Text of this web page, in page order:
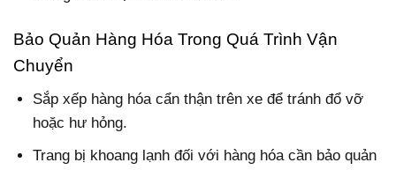
Bảo Quản Hàng Hóa Trong Quá Trình Vận
Chuyển
Sắp xếp hàng hóa cẩn thận trên xe để tránh đổ vỡ
hoặc hư hỏng.
Trang bị khoang lạnh đối với hàng hóa cần bảo quản